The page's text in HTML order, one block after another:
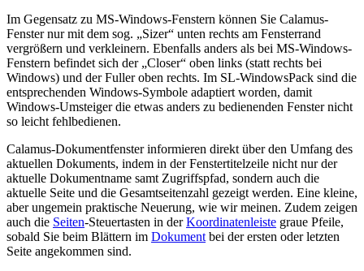
Im Gegensatz zu MS-Windows-Fenstern können Sie Calamus-
Fenster nur mit dem sog.
Sizer
unten rechts am Fensterrand
vergrößern und verkleinern. Ebenfalls anders als bei MS-Windows-
Fenstern befindet sich der Closer
oben links (statt rechts bei
Windows) und der Fuller oben rechts. Im SL-WindowsPack sind die
entsprechenden Windows-Symbole adaptiert worden, damit
Windows-Umsteiger die etwas anders zu bedienenden Fenster nicht
so leicht fehlbedienen.
Calamus-Dokumentfenster informieren direkt über den Umfang des
aktuellen Dokuments, indem in der Fenstertitelzeile nicht nur der
aktuelle Dokumentname samt Zugriffspfad, sondern auch die
aktuelle Seite und die Gesamtseitenzahl gezeigt werden. Eine kleine,
aber ungemein praktische Neuerung, wie wir meinen. Zudem zeigen
auch die Seiten-Steuertasten in derKoordinatenleiste graue Pfeile,
sobald Sie beim Blättern im Dokumentbei der ersten oder letzten
Seite angekommen sind.